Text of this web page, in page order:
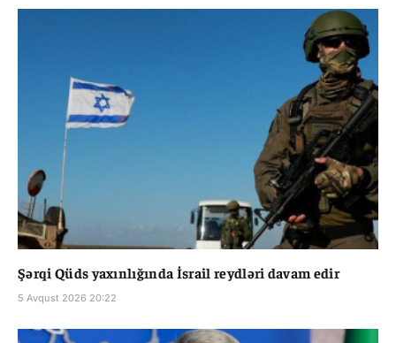
Şərqi Qüds yaxınlığında İsrail reydləri davam edir
5 Avqust 2026 20:22